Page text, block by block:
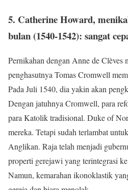
5. Catherine Howard,
bulan (1540-1542): sangat
Pernikahan dengan Anne de Clèves
penghasutnya Tomas Cromwell
Pada Juli 1540, dia yakin akan
Dengan jatuhnya Cromwell, para
para Katolik tradisional. Duke of
mereka. Tetapi sudah terlambat
Anglikan. Raja telah menjadi
properti gerejawi yang terintegrasi
Namun, kemarahan ikonoklastik